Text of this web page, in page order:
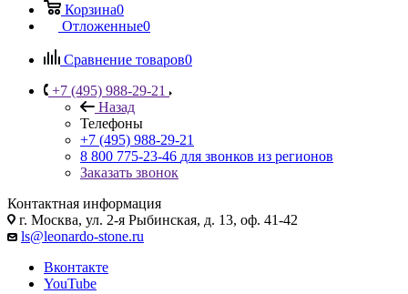
Корзина0
Отложенные0
Сравнение товаров0
+7 (495) 988-29-21
Назад
Телефоны
+7 (495) 988-29-21
8 800 775-23-46 для звонков из регионов
Заказать звонок
Контактная информация
г. Москва, ул. 2-я Рыбинская, д. 13, оф. 41-42
ls@leonardo-stone.ru
Вконтакте
YouTube